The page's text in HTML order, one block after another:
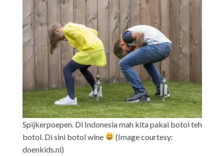
Spijkerpoepen. Di Indonesia mah kita pakai botol teh
botol. Di sini botol wine
(Image courtesy:
doenkids.nl)